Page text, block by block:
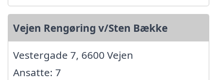
Vejen Rengøring v/Sten Bække
Vestergade 7, 6600 Vejen
Ansatte: 7